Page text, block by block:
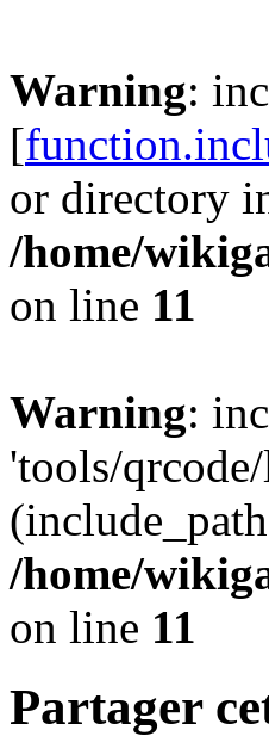
Warning:
[
or directory
/home/
on line 11
Warning:
'tools/
/home/
on line 11
Partager